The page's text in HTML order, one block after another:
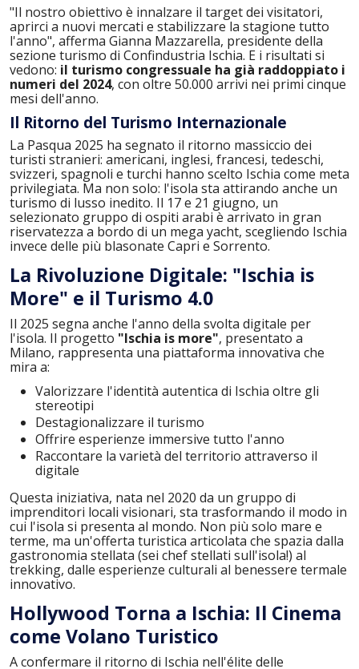
"Il nostro obiettivo è innalzare il target dei visitatori,
aprirci a nuovi mercati e stabilizzare la stagione tutto
l'anno", afferma Gianna Mazzarella, presidente della
sezione turismo di Confindustria Ischia. E i risultati si
vedono: il turismo congressuale ha già raddoppiato i
numeri del 2024, con oltre 50.000 arrivi nei primi cinque
mesi dell'anno.
Il Ritorno del Turismo Internazionale
La Pasqua 2025 ha segnato il ritorno massiccio dei
turisti stranieri: americani, inglesi, francesi, tedeschi,
svizzeri, spagnoli e turchi hanno scelto Ischia come meta
privilegiata. Ma non solo: l'isola sta attirando anche un
turismo di lusso inedito. Il 17 e 21 giugno, un
selezionato gruppo di ospiti arabi è arrivato in gran
riservatezza a bordo di un mega yacht, scegliendo Ischia
invece delle più blasonate Capri e Sorrento.
La Rivoluzione Digitale: "Ischia is
More" e il Turismo 4.0
Il 2025 segna anche l'anno della svolta digitale per
l'isola. Il progetto "Ischia is more", presentato a
Milano, rappresenta una piattaforma innovativa che
mira a:
Valorizzare l'identità autentica di Ischia oltre gli
stereotipi
Destagionalizzare il turismo
Offrire esperienze immersive tutto l'anno
Raccontare la varietà del territorio attraverso il
digitale
Questa iniziativa, nata nel 2020 da un gruppo di
imprenditori locali visionari, sta trasformando il modo in
cui l'isola si presenta al mondo. Non più solo mare e
terme, ma un'offerta turistica articolata che spazia dalla
gastronomia stellata (sei chef stellati sull'isola!) al
trekking, dalle esperienze culturali al benessere termale
innovativo.
Hollywood Torna a Ischia: Il Cinema
come Volano Turistico
A confermare il ritorno di Ischia nell'élite delle